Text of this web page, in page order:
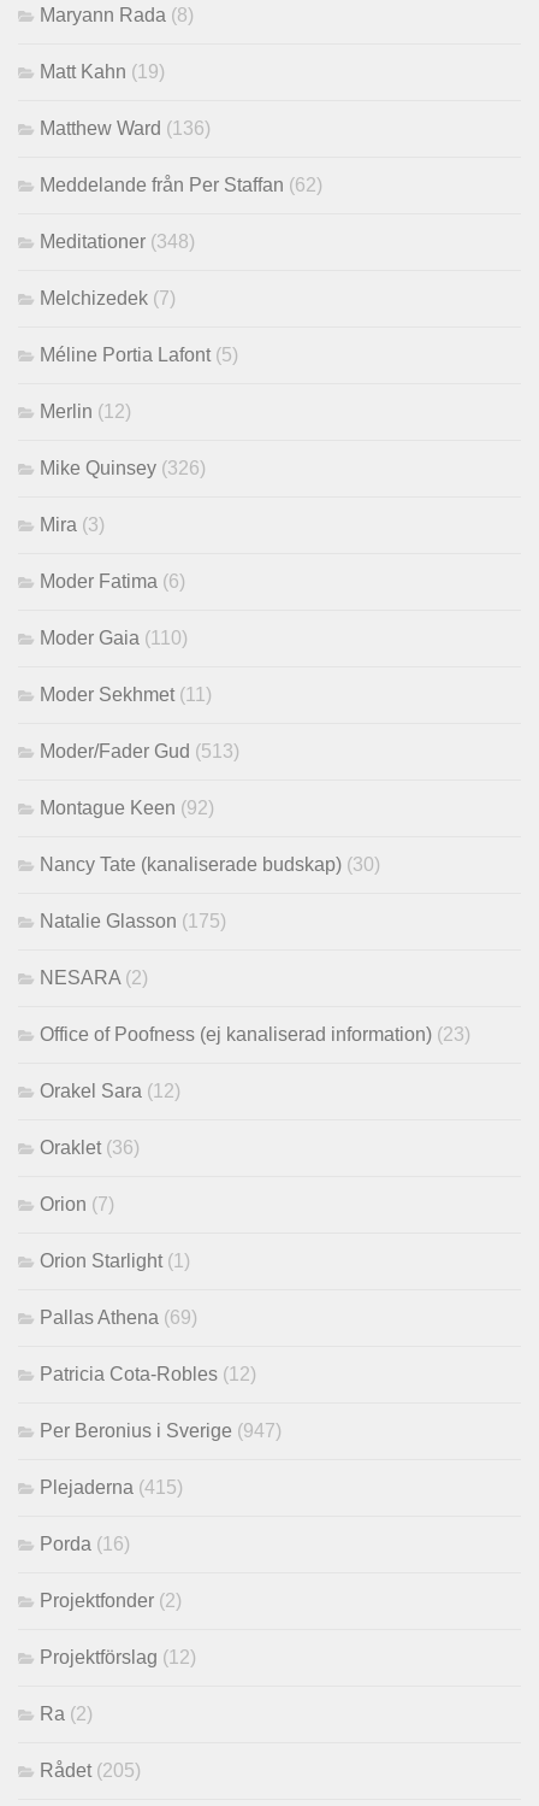
Maryann Rada (8)
Matt Kahn (19)
Matthew Ward (136)
Meddelande från Per Staffan (62)
Meditationer (348)
Melchizedek (7)
Méline Portia Lafont (5)
Merlin (12)
Mike Quinsey (326)
Mira (3)
Moder Fatima (6)
Moder Gaia (110)
Moder Sekhmet (11)
Moder/Fader Gud (513)
Montague Keen (92)
Nancy Tate (kanaliserade budskap) (30)
Natalie Glasson (175)
NESARA (2)
Office of Poofness (ej kanaliserad information) (23)
Orakel Sara (12)
Oraklet (36)
Orion (7)
Orion Starlight (1)
Pallas Athena (69)
Patricia Cota-Robles (12)
Per Beronius i Sverige (947)
Plejaderna (415)
Porda (16)
Projektfonder (2)
Projektförslag (12)
Ra (2)
Rådet (205)